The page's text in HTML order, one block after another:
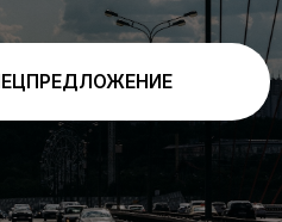
и
(трейд-
300 000 ₽